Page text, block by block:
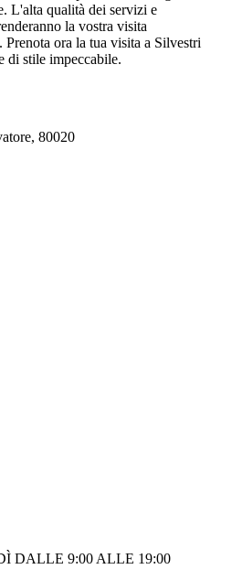
L'alta qualità dei servizi e
la vostra visita
ora la tua visita a Silvestri
di stile impeccabile.
80020
DALLE 9:00 ALLE 19:00